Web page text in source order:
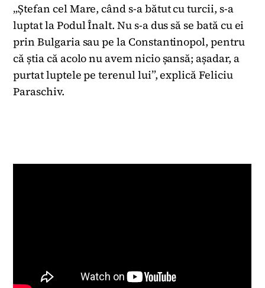
„Ștefan cel Mare, când s-a bătut cu turcii, s-a
luptat la Podul Înalt. Nu s-a dus să se bată cu ei
prin Bulgaria sau pe la Constantinopol, pentru
că știa că acolo nu avem nicio șansă; așadar, a
purtat luptele pe terenul lui”, explică Feliciu
Paraschiv.